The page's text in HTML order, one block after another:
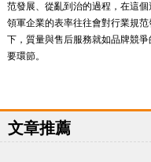
范發展、從亂到治的過程，在這
領軍企業的表率往往會對行業規
下，質量與售后服務就如品牌競
要環節。
文章推薦